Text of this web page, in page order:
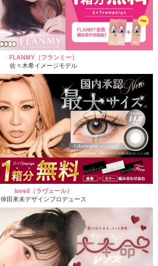
FLANMY（フランミー）
佐々木希イメージモデル
loveil（ラヴェール）
倖田來未デザインプロデュース